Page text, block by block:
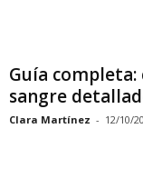
Guía
sangre
Clara Martínez - 12/10/